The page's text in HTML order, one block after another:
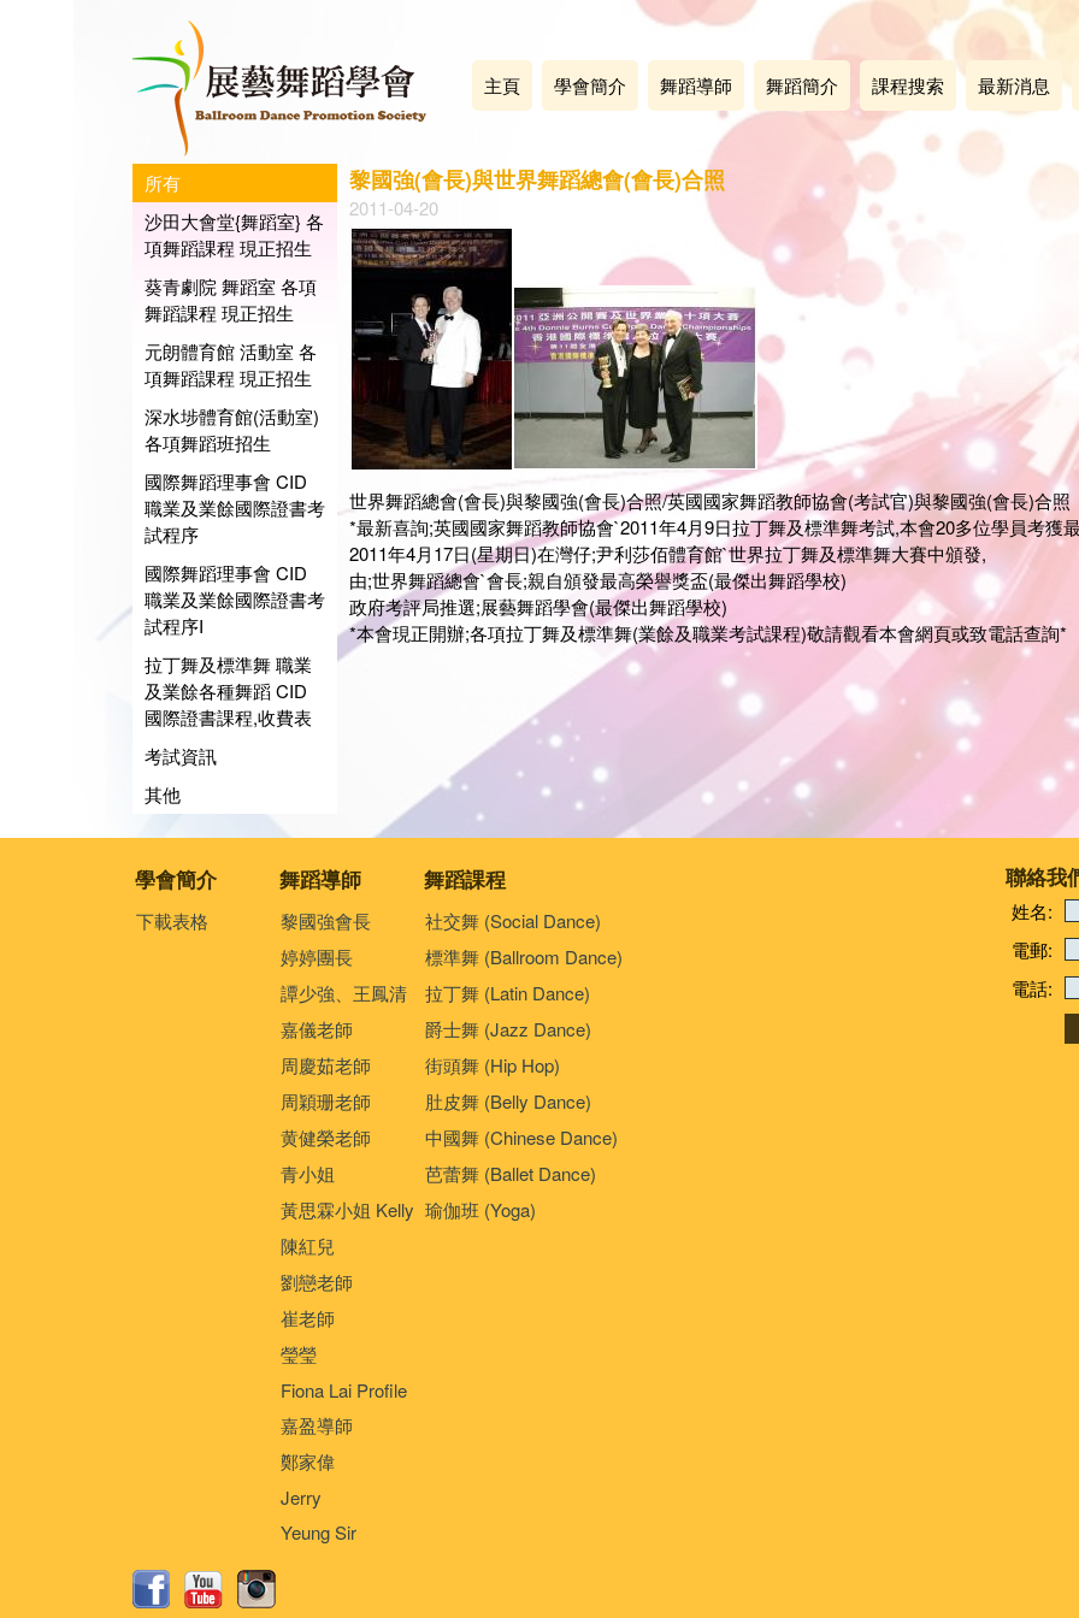
主頁 學會簡介 舞蹈導師 舞蹈簡介 課程搜索 最新消息
所有
沙田大會堂{舞蹈室} 各
項舞蹈課程 現正招生
葵青劇院 舞蹈室 各項
舞蹈課程 現正招生
元朗體育館 活動室 各
項舞蹈課程 現正招生
深水埗體育館(活動室)
各項舞蹈班招生
國際舞蹈理事會 CID
職業及業餘國際證書考
試程序
國際舞蹈理事會 CID
職業及業餘國際證書考
試程序I
拉丁舞及標準舞 職業
及業餘各種舞蹈 CID
國際證書課程,收費表
考試資訊
其他
黎國強(會長)與世界舞蹈總會(會長)合照
2011-04-20
世界舞蹈總會(會長)與黎國強(會長)合照/英國國家舞蹈教師協會(考試官)與黎國強(會長)合照
*最新喜詢;英國國家舞蹈教師協會`2011年4月9日拉丁舞及標準舞考試,本會20多位學員考獲
2011年4月17日(星期日)在灣仔;尹利莎佰體育館`世界拉丁舞及標準舞大賽中頒發,
由;世界舞蹈總會`會長;親自頒發最高榮譽獎盃(最傑出舞蹈學校)
政府考評局推選;展藝舞蹈學會(最傑出舞蹈學校)
*本會現正開辦;各項拉丁舞及標準舞(業餘及職業考試課程)敬請觀看本會網頁或致電話查詢*
學會簡介 舞蹈導師 舞蹈課程
下載表格
黎國強會長
婷婷團長
譚少強、王鳳清
嘉儀老師
周慶茹老師
周穎珊老師
黄健榮老師
青小姐
黃思霖小姐 Kelly
陳紅兒
劉戀老師
崔老師
瑩瑩
Fiona Lai Profile
嘉盈導師
鄭家偉
Jerry
Yeung Sir
社交舞 (Social Dance)
標準舞 (Ballroom Dance)
拉丁舞 (Latin Dance)
爵士舞 (Jazz Dance)
街頭舞 (Hip Hop)
肚皮舞 (Belly Dance)
中國舞 (Chinese Dance)
芭蕾舞 (Ballet Dance)
瑜伽班 (Yoga)
聯絡我
姓名:
電郵:
電話: